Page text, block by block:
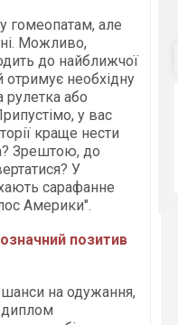
гомеопатам, але
Можливо,
до найближчої
отримує необхідну
рулетка або
у вас
краще нести
Зрештою, до
У
сарафанне
Америки".
позитив
шанси на одужання,
диплом